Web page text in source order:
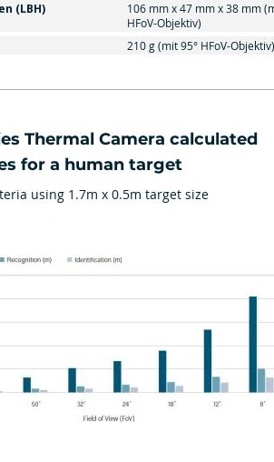
(LBH)
106 mm x 47 mm x 38 mm
HFoV-Objektiv)
210 g (mit 95° HFoV-Objektiv)
Thermal Camera calculated
for a human target
using 1.7m x 0.5m target size